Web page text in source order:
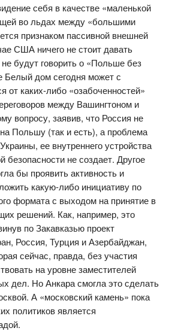
себя в качестве «маленькой
во льдах между «большими
признаком пассивной внешней
США ничего не стоит давать
не будут говорить о «Польше без
Белый дом сегодня может с
от каких-либо «озабоченностей»
между Вашингтоном и
вопросу, заявив, что Россия не
Польшу (так и есть), а проблема
ее внутреннего устройства
безопасности не создает. Другое
бы проявить активность и
какую-либо инициативу по
формата с выходом на принятие в
решений. Как, например, это
по Закавказью проект
Россия, Турция и Азербайджан,
сейчас, правда, без участия
на уровне заместителей
дел. Но Анкара смогла это сделать
А «московский камень» пока
политиков является